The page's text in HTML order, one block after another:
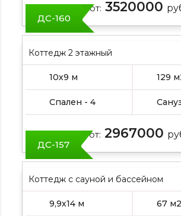
Цена от: 3520000
ДС-160
Коттедж 2 этажный
10х9 м 129
Спален - 4
Цена от: 2967000
ДС-157
Коттедж с сауной и бассейном
9,9х14 м 67 м2